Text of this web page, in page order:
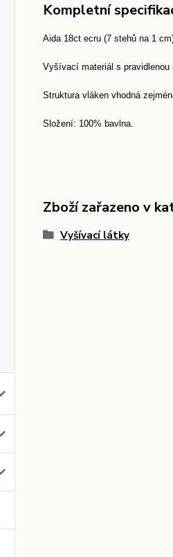
Kompletní
Aida 18ct ecru(7 stehů na 1
Vyšívací materiál s pravidlenou
Struktura vláken vhodná
Složení: 100% bavlna.
Zboží zařazeno v
Vyšívací látky